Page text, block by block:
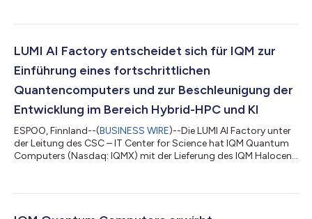
untersucht, wie Quantencomputer die Fahrplanerstellung im
Betriebsdatensatzes der Deutschen Bahn – eines Fahrplans mit
190 Fahrten zwischen fünf deutschen...
LUMI AI Factory entscheidet sich für IQM zur
Einführung eines fortschrittlichen
Quantencomputers und zur Beschleunigung der
Entwicklung im Bereich Hybrid-HPC und KI
ESPOO, Finnland--(BUSINESS WIRE)--Die LUMI AI Factory unter
der Leitung des CSC – IT Center for Science hat IQM Quantum
Computers (Nasdaq: IQMX) mit der Lieferung des IQM Halocene
Hochleistungsrechnen, künstliche Intelligenz und